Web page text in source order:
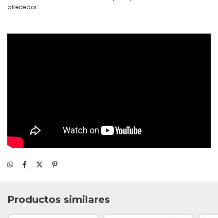
alrededor.
Productos similares